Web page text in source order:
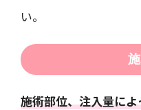
い。
施術部位、注入量に